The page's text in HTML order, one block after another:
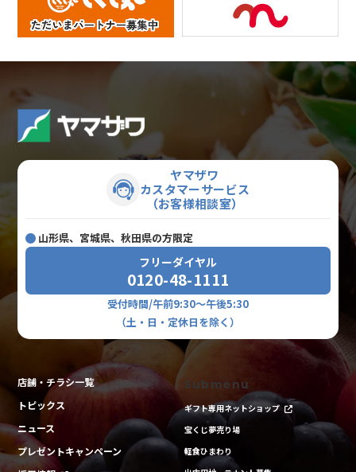
ヤマザワ
カスタマーサービス
（お客様相談室）
山形県、宮城県、秋田県の方限定
フリーダイヤル
0120-48-1111
受付時間/午前9:30～午後5:30
（土・日・定休日を除く）
店舗・チラシ一覧
トピックス
ニュース
プレゼントキャンペーン
Submenu
ギフト専用ネットショップ
宝くじ夢売り場
軽食ひまわり